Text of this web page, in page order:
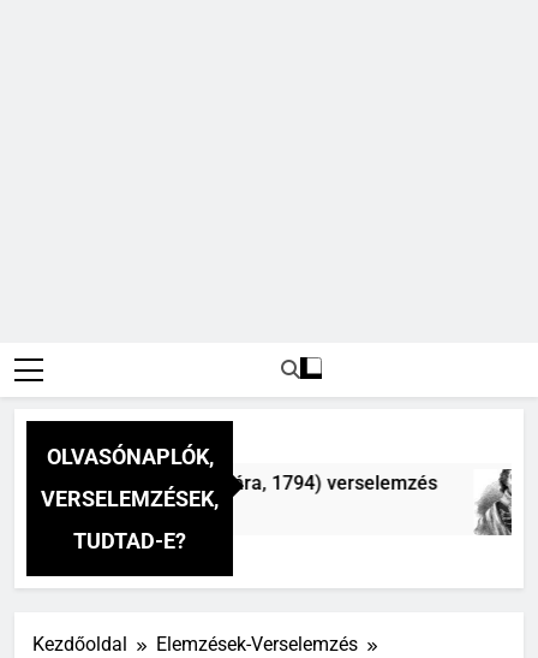
OLVASÓNAPLÓK,
VERSELEMZÉSEK,
TUDTAD-E?
a dél hév pontjára, 1794) verselemzés
3
Kezdőoldal
Elemzések-Verselemzés